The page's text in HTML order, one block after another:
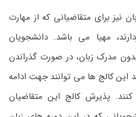
نیز برای متقاضیانی که از مهارت
مهیا می باشد. دانشجویان
مدرک زبان، در صورت گذراندن
این کالج ها می توانند جهت ادامه
پذیرش کالج این متقاضیان